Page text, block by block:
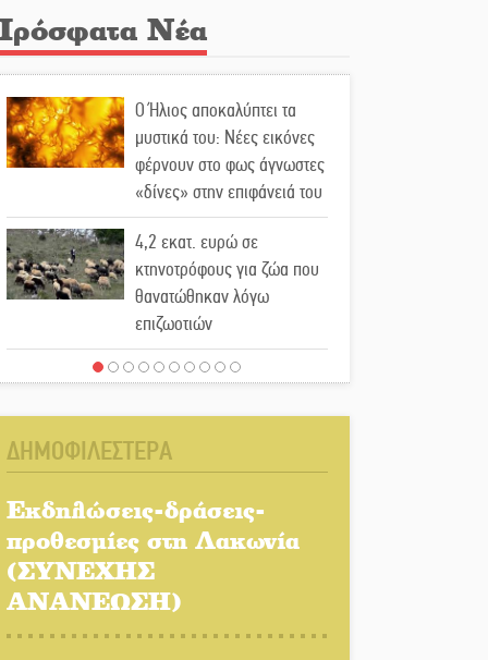
Νέα
Ο Ήλιος αποκαλύπτει τα
μυστικά του: Νέες εικόνες
φέρνουν στο φως άγνωστες
«δίνες» στην επιφάνειά του
4,2 εκατ. ευρώ σε
κτηνοτρόφους για ζώα που
θανατώθηκαν λόγω
επιζωοτιών
Η ψυχολογία της ανατροπής
Ένα «ταξίδι» τέχνης και
Τα Λαγκάδια κρατούν
ζωντανή την τέχνη της
πέτρας
ΔΗΜΟΦΙΛΕΣΤΕΡΑ
Εκδηλώσεις-δράσεις-
προθεσμίες στη Λακωνία
(ΣΥΝΕΧΗΣ
ΑΝΑΝΕΩΣΗ)